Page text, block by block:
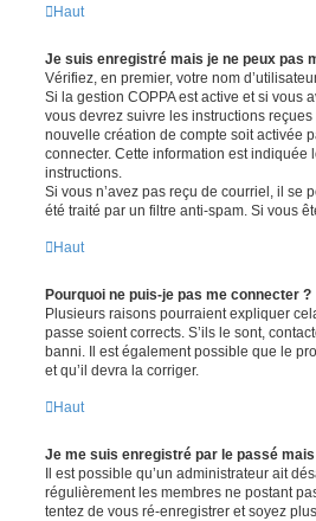
Haut
Je suis enregistré mais je ne peux pas
Vérifiez, en premier, votre nom
Si la gestion COPPA est active et si vous
vous devrez suivre les instructions
nouvelle création de compte soit activée
connecter. Cette information est indiquée
instructions.
Si vous n’avez pas reçu de courriel, il se
été traité par un filtre anti-spam. Si vous
Haut
Pourquoi ne puis-je pas me connecter ?
Plusieurs raisons pourraient expliquer
passe soient corrects. S’ils le sont,
banni. Il est également possible que le
et qu’il devra la corriger.
Haut
Je me suis enregistré par le passé
Il est possible qu’un administrateur ait
régulièrement les membres ne postant
tentez de vous ré-enregistrer et soyez